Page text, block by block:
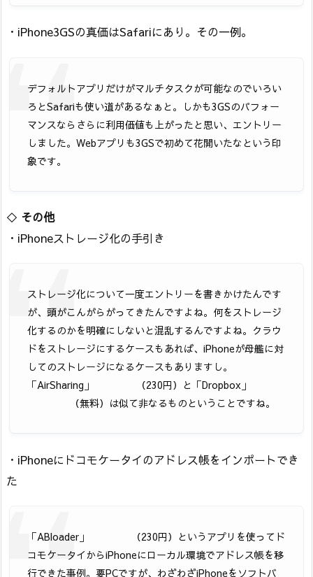
・iPhone3GSの真価はSafariにあり。その一例。
デフォルトアプリだけがマルチタスクが可能なのでいろい
ろとSafariも使い道があるなぁと。しかも3GSのパフォー
マンスならさらに利用価値も上がったと思い、エントリー
しました。Webアプリも3GSで初めて花開いたなという印
象です。
◇ その他
・iPhoneストレージ化の手引き
ストレージ化について一度エントリーを書きかけたんです
が、頭がこんがらがってきたんですよね。何をストレージ
化するのかを明確にしないと混乱するんですよね。クラウ
ドをストレージにするケースもあれば、iPhoneが母艦に対
してのストレージになるケースもありますし。
「AirSharing」
（230円）と「Dropbox」
（無料）は似て非なるものということですね。
・iPhoneにドコモケータイのアドレス帳をインポートでき
た
「ABloader」
（230円）というアプリを使ってド
コモケータイからiPhoneにローカル環境でアドレス帳を移
行できた事例。要PCですが、わざわざiPhoneをソフトバ